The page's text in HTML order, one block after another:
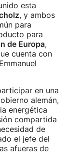
esta
, y ambos
para
para
de Europa,
cuenta con
en una
alemán,
energética
compartida
de
el jefe del
afueras de